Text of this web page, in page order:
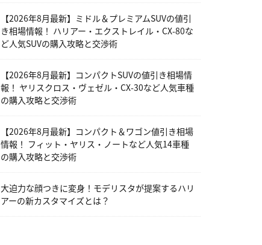
【2026年8月最新】ミドル＆プレミアムSUVの値引
き相場情報！ ハリアー・エクストレイル・CX-80な
ど人気SUVの購入攻略と交渉術
【2026年8月最新】コンパクトSUVの値引き相場情
報！ ヤリスクロス・ヴェゼル・CX-30など人気車種
の購入攻略と交渉術
【2026年8月最新】コンパクト＆ワゴン値引き相場
情報！ フィット・ヤリス・ノートなど人気14車種
の購入攻略と交渉術
大迫力な顔つきに変身！モデリスタが提案するハリ
アーの新カスタマイズとは？